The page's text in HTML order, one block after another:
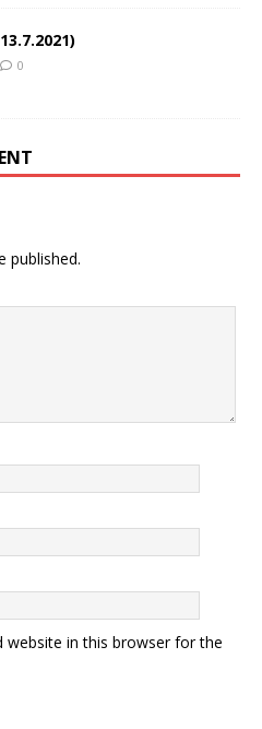
0
published.
website in this browser for the